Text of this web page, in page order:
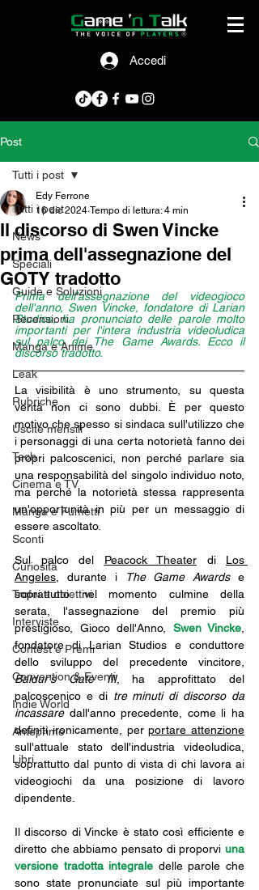
Accedi
Post
Tutti i post
News
Speciali
Guide e Soluzioni
Recensioni
Manga e Anime
Leak
Rubriche
Uscite mensili
Tech
Cinema e TV
Manga e Fumetti
Sconti
Curiosità
Trofei e obiettivi
Interviste
Contest e Premi
Convention & Eventi
Indie World
Anteprime
Libri
Tutti i post
Il discorso di Swen Vincke
prima dell'assegnazione del
GOTY tradotto
Edy Ferrone
16 dic 2024 Tempo di lettura: 4 min
Prima dell'assegnazione del videogioco
dell'anno, Swen Vincke, fondatore di Larian
Studios, ha pronunciato delle parole molto
importanti per l'intera industria videoludica
sul palco dei The Game Awards. Ecco il
discorso tradotto.
La visibilità è uno strumento, su questa
verità non ci sono dubbi. È per questo
motivo che spesso si sindaca sull'utilizzo che
i personaggi di una certa notorietà fanno dei
propri palcoscenici, non perché parlare sia
una responsabilità del singolo individuo noto,
ma perché la notorietà stessa rappresenta
un'opportunità in più per un messaggio di
essere ascoltato.
Sul palco del Peacock Theater di Los
Angeles , durante i The Game Awards e
soprattutto nel momento culmine della
serata, l'assegnazione del premio più
prestigioso, Gioco dell'Anno, Swen Vincke
fondatore di Larian Studios e conduttore
Baldur's Gate III, ha approfittato del
palcoscenico e di tre minuti di discorso da
incassare dall'anno precedente, come li ha
definiti ironicamente, per portare attenzione
sull'attuale stato dell'industria videoludica,
soprattutto dal punto di vista di chi lavora ai
videogiochi da una posizione di lavoro
dipendente.
Il discorso di Vincke è stato così efficiente e
diretto che abbiamo pensato di proporvi una
versione tradotta integrale delle parole che
sono state pronunciate sul più importante